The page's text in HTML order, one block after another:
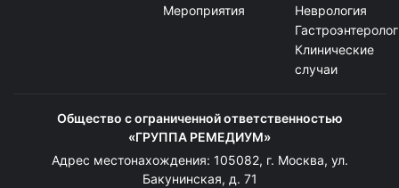
Мероприятия
Неврология
Клинические
случаи
Общество с ограниченной ответственностью
«ГРУППА РЕМЕДИУМ»
Адрес местонахождения: 105082, г. Москва, ул.
Бакунинская, д. 71